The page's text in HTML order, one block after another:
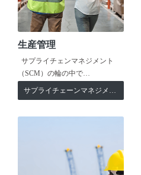
生産管理
サプライチェンマネジメント
（SCM）の輪の中で…
サプライチェーンマネジメント